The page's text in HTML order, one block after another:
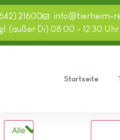
21600
info@tierheim-
(außer Di) 08:00 - 12:30
Startseite
Alle